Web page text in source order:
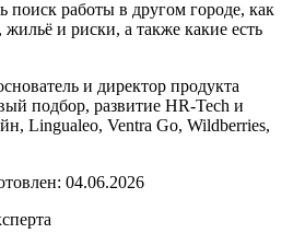
поиск работы в другом городе, как
и риски, а также какие есть
и директор продукта
подбор, развитие HR-Tech и
Lingualeo, Ventra Go, Wildberries,
04.06.2026